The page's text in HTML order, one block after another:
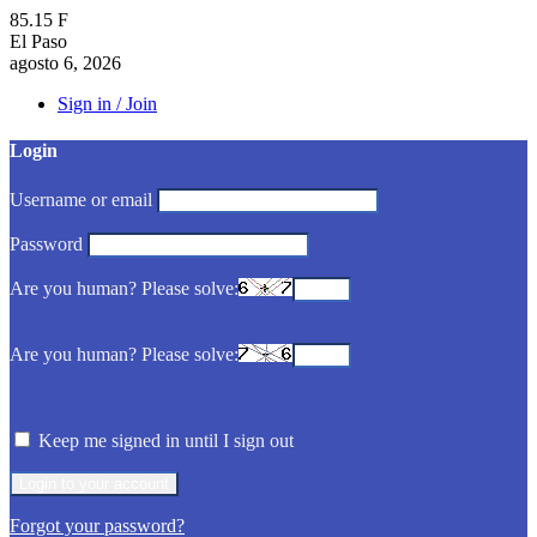
85.15 F
El Paso
agosto 6, 2026
Sign in / Join
Login
Username or email
Password
Are you human? Please solve:
Are you human? Please solve:
Keep me signed in until I sign out
Forgot your password?